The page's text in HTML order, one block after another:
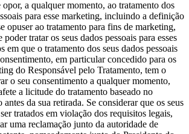
a qualquer momento, ao tratamento dos
para esse marketing, incluindo a definição
opuser ao tratamento para fins de marketing,
poder tratar os seus dados pessoais para esses
em que o tratamento dos seus dados pessoais
em particular concedido para os
do Responsável pelo Tratamento, tem o
o seu consentimento a qualquer momento,
a licitude do tratamento baseado no
antes da sua retirada. Se considerar que os seus
tratados em violação dos requisitos legais,
uma reclamação junto da autoridade de